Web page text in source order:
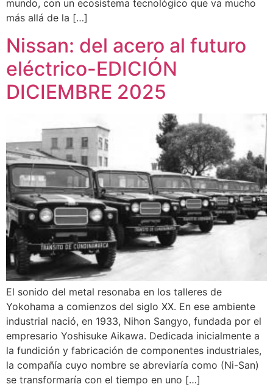
mundo, con un ecosistema tecnológico que va mucho
más allá de la […]
Nissan: del acero al futuro
eléctrico-EDICIÓN
DICIEMBRE 2025
El sonido del metal resonaba en los talleres de
Yokohama a comienzos del siglo XX. En ese ambiente
industrial nació, en 1933, Nihon Sangyo, fundada por el
empresario Yoshisuke Aikawa. Dedicada inicialmente a
la fundición y fabricación de componentes industriales,
la compañía cuyo nombre se abreviaría como (Ni-San)
se transformaría con el tiempo en uno […]